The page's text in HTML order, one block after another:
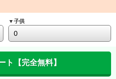
▼子供